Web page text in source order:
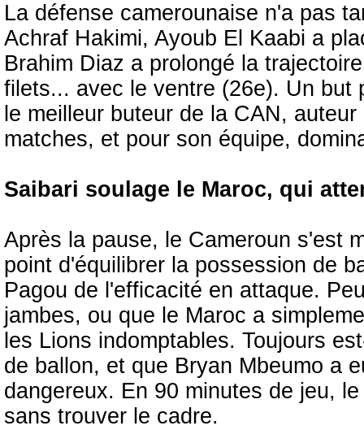
La défense camerounaise n'a pas
Achraf Hakimi, Ayoub El Kaabi a
Brahim Diaz a prolongé la
filets... avec le ventre (26e). Un but
le meilleur buteur de la CAN,
matches, et pour son équipe,
Saibari soulage le Maroc, qui
Après la pause, le Cameroun s'est
point d'équilibrer la possession de
Pagou de l'efficacité en attaque.
jambes, ou que le Maroc a
les Lions indomptables. Toujours
de ballon, et que Bryan Mbeumo a
dangereux. En 90 minutes de jeu,
sans trouver le cadre.